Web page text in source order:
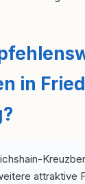
in
attraktive